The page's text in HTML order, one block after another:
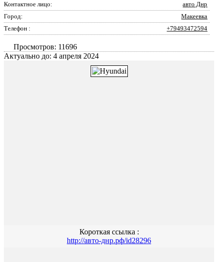
Контактное лицо:
авто Днр
Город:
Макеевка
Телефон :
+79493472594
Просмотров: 11696
Актуально до: 4 апреля 2024
Короткая ссылка :
http://авто-днр.рф/id28296